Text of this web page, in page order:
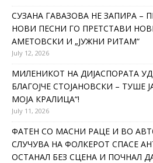
СУЗАНА ГАВАЗОВА НЕ ЗАПИРА –
НОВИ ПЕСНИ ГО ПРЕТСТАВИ
АМЕТОВСКИ И „ЈУЖНИ РИТАМ“
July 12, 2026
МИЛЕНИКОТ НА ДИЈАСПОРАТА
БЛАГОЈЧЕ СТОЈАНОВСКИ – ТУШЕ
МОЈА КРАЛИЦА“!
July 11, 2026
ФАТЕН СО МАСНИ РАЦЕ И ВО
СЛУЧУВА НА ФОЛКЕРОТ СПАСЕ
ОСТАНАЛ БЕЗ СЦЕНА И ПОЧНАЛ